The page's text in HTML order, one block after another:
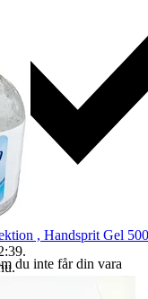
du inte får din vara
, Handsprit Gel
.
.